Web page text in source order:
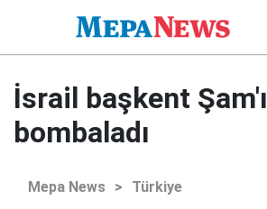
İsrail başkent Şam'ı
bombaladı
Mepa News > Türkiye